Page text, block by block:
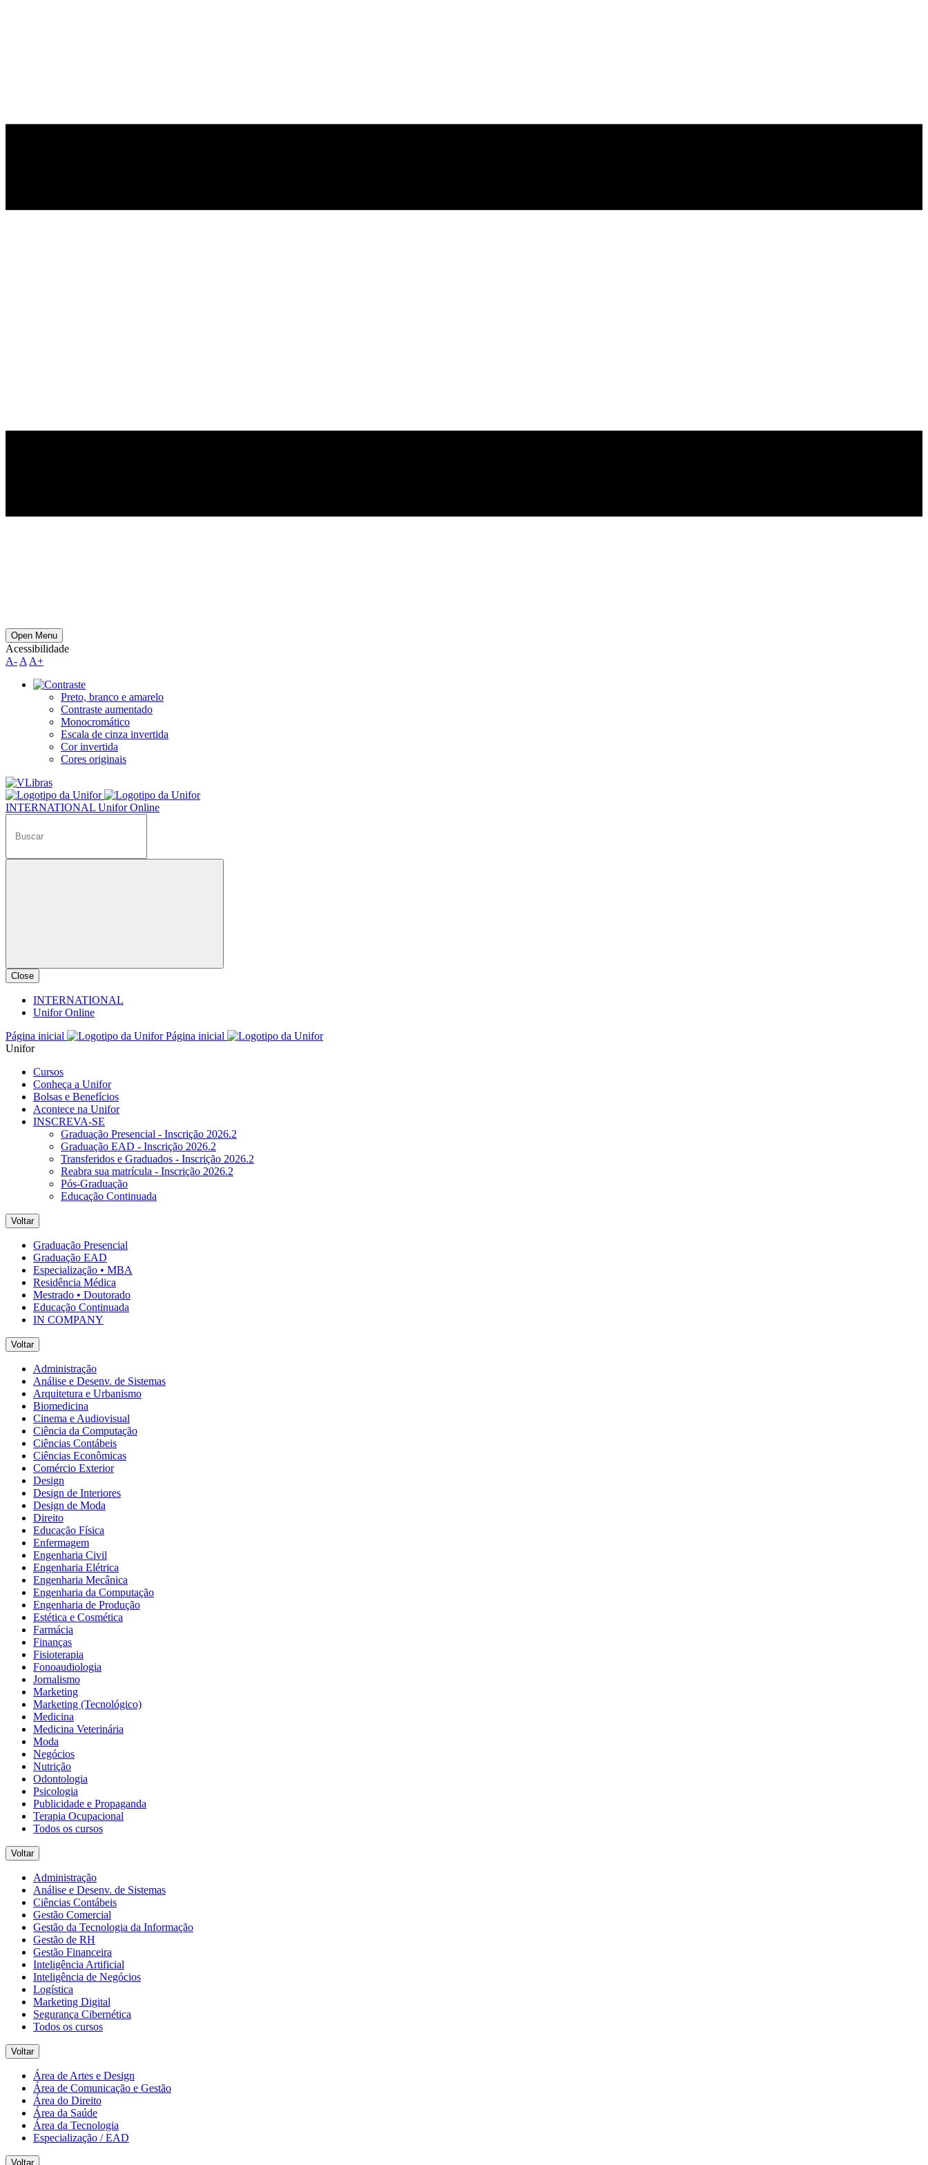
Open Menu
Acessibilidade
A- A A+
Preto, branco e amarelo
Contraste aumentado
Monocromático
Escala de cinza invertida
Cor invertida
Cores originais
INTERNATIONAL Unifor Online
Close
INTERNATIONAL
Unifor Online
Página inicial
Página inicial
Unifor
Cursos
Conheça a Unifor
Bolsas e Benefícios
Acontece na Unifor
INSCREVA-SE
Graduação Presencial - Inscrição 2026.2
Graduação EAD - Inscrição 2026.2
Transferidos e Graduados - Inscrição 2026.2
Reabra sua matrícula - Inscrição 2026.2
Pós-Graduação
Educação Continuada
Voltar
Graduação Presencial
Graduação EAD
Especialização • MBA
Residência Médica
Mestrado • Doutorado
Educação Continuada
IN COMPANY
Voltar
Administração
Análise e Desenv. de Sistemas
Arquitetura e Urbanismo
Biomedicina
Cinema e Audiovisual
Ciência da Computação
Ciências Contábeis
Ciências Econômicas
Comércio Exterior
Design
Design de Interiores
Design de Moda
Direito
Educação Física
Enfermagem
Engenharia Civil
Engenharia Elétrica
Engenharia Mecânica
Engenharia da Computação
Engenharia de Produção
Estética e Cosmética
Farmácia
Finanças
Fisioterapia
Fonoaudiologia
Jornalismo
Marketing
Marketing (Tecnológico)
Medicina
Medicina Veterinária
Moda
Negócios
Nutrição
Odontologia
Psicologia
Publicidade e Propaganda
Terapia Ocupacional
Todos os cursos
Voltar
Administração
Análise e Desenv. de Sistemas
Ciências Contábeis
Gestão Comercial
Gestão da Tecnologia da Informação
Gestão de RH
Gestão Financeira
Inteligência Artificial
Inteligência de Negócios
Logística
Marketing Digital
Segurança Cibernética
Todos os cursos
Voltar
Área de Artes e Design
Área de Comunicação e Gestão
Área do Direito
Área da Saúde
Área da Tecnologia
Especialização / EAD
Voltar